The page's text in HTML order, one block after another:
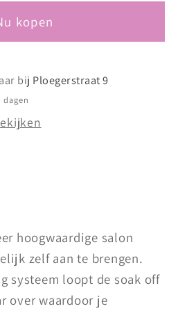
kopen
bij Ploegerstraat 9
hoogwaardige salon
zelf aan te brengen.
systeem loopt de soak off
over waardoor je